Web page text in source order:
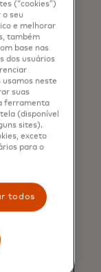
que
(“cookies”)
o seu
e melhorar
também
base nas
dos usuários
usamos neste
suas
ferramenta
(disponível
sites).
exceto
para o
todos